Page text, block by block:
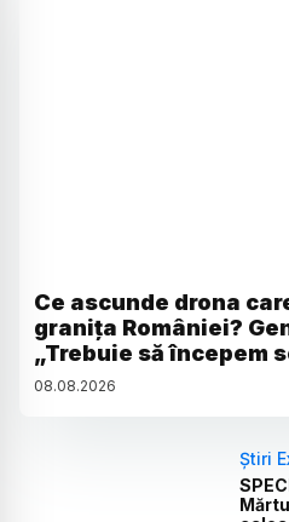
Ce ascunde drona
granița României?
„Trebuie să începem
08.08.2026
Știri